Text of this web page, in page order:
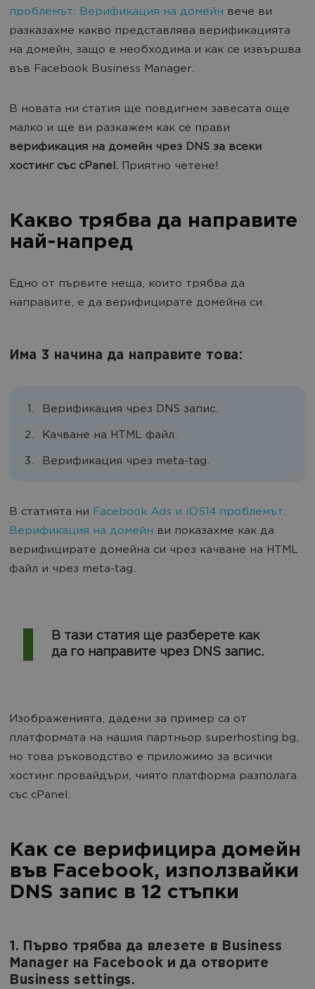
проблемът: Верификация на домейн вече ви
разказахме какво представлява верификацията
на домейн, защо е необходима и как се извършва
във Facebook Business Manager.
В новата ни статия ще повдигнем завесата още
малко и ще ви разкажем как се прави
верификация на домейн чрез DNS за всеки
хостинг със cPanel. Приятно четене!
Какво трябва да направите
най-напред
Едно от първите неща, които трябва да
направите, е да верифицирате домейна си.
Има 3 начина да направите това:
Верификация чрез DNS запис.
Качване на HTML файл.
Верификация чрез meta-tag.
В статията ни Facebook Ads и iOS14 проблемът:
Верификация на домейн ви показахме как да
верифицирате домейна си чрез качване на HTML
файл и чрез meta-tag.
В тази статия ще разберете как
да го направите чрез DNS запис.
Изображенията, дадени за пример са от
платформата на нашия партньор superhosting.bg,
но това ръководство е приложимо за всички
хостинг провайдъри, чиято платформа разполага
със cPanel.
Как се верифицира домейн
във Facebook, използвайки
DNS запис в 12 стъпки
1. Първо трябва да влезете в Business
Manager на Facebook и да отворите
Business settings.